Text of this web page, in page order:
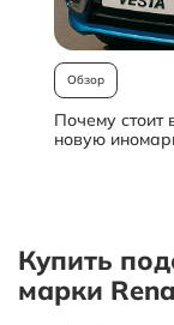
Обзор
Почему
новую
Купить
марки